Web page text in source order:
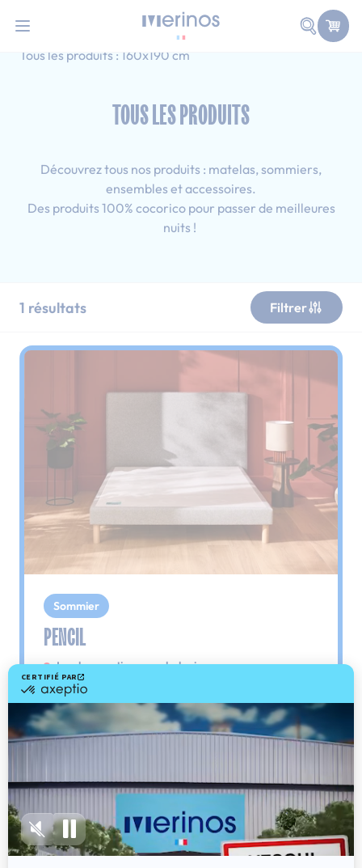
Faire
Accueil
Simple
Tous les produits : 160x190 cm
TOUS LES PRODUITS
Découvrez tous nos produits : matelas, sommiers,
ensembles et accessoires.
Des produits 100% cocorico pour passer de meilleures
nuits !
1 résultats Filtrer
Sommier
PENCIL
Le plus : soutien morphologique
Grâce à ses 3 zones de confort, le sommier
Pencil vous assure tout son soutien. Avec les
épaules, le dos et le bassin qui reposent sur ses
lattes, vous évitez les douleurs au petit matin.
501,00 €
Découvrir